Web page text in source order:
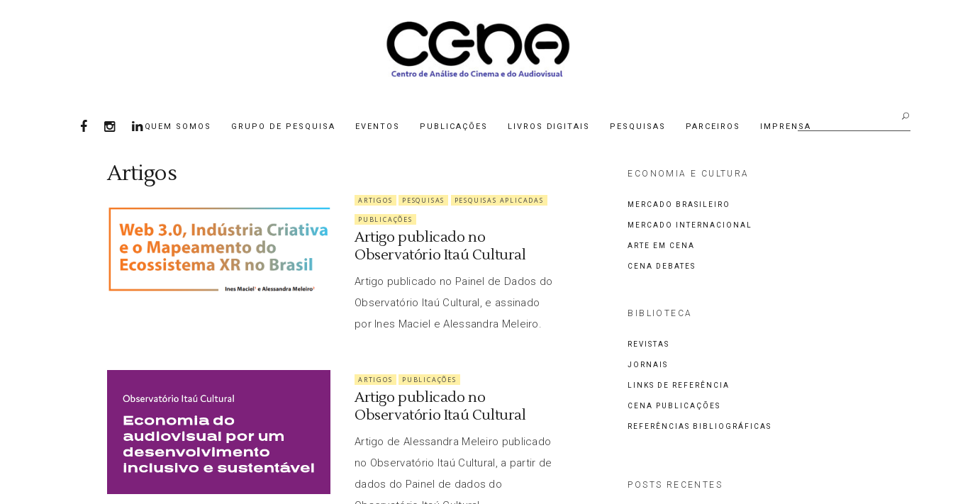
QUEM SOMOS GRUPO DE PESQUISA EVENTOS PUBLICAÇÕES LIVROS DIGITAIS PESQUISAS PARCEIROS IMPRENSA
Artigos
ARTIGOS PESQUISAS PESQUISAS APLICADAS
PUBLICAÇÕES
Artigo publicado no
Observatório Itaú Cultural
Artigo publicado no Painel de Dados do
Observatório Itaú Cultural, e assinado
por Ines Maciel e Alessandra Meleiro.
ARTIGOS PUBLICAÇÕES
Artigo publicado no
Observatório Itaú Cultural
Artigo de Alessandra Meleiro publicado
no Observatório Itaú Cultural, a partir de
dados do Painel de dados do
ECONOMIA E CULTURA
MERCADO BRASILEIRO
MERCADO INTERNACIONAL
ARTE EM CENA
CENA DEBATES
BIBLIOTECA
REVISTAS
JORNAIS
LINKS DE REFERÊNCIA
CENA PUBLICAÇÕES
REFERÊNCIAS BIBLIOGRÁFICAS
POSTS RECENTES